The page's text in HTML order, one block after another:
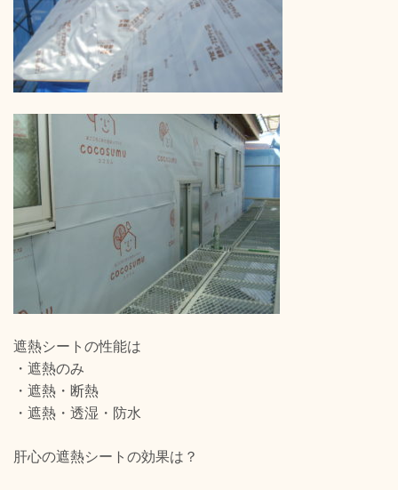
遮熱シートの性能は
・遮熱のみ
・遮熱・断熱
・遮熱・透湿・防水
肝心の遮熱シートの効果は？